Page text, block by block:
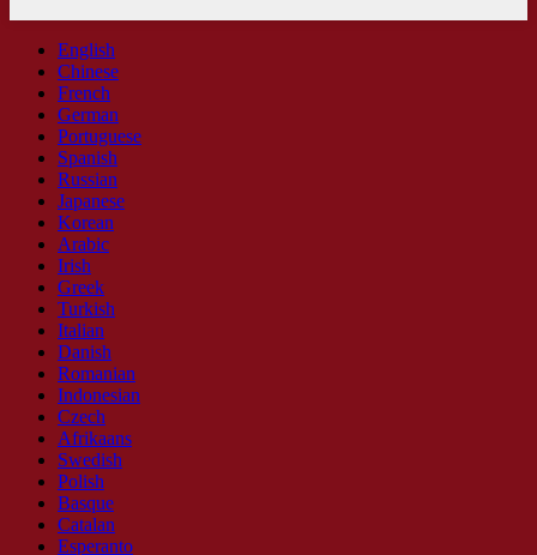
English
Chinese
French
German
Portuguese
Spanish
Russian
Japanese
Korean
Arabic
Irish
Greek
Turkish
Italian
Danish
Romanian
Indonesian
Czech
Afrikaans
Swedish
Polish
Basque
Catalan
Esperanto